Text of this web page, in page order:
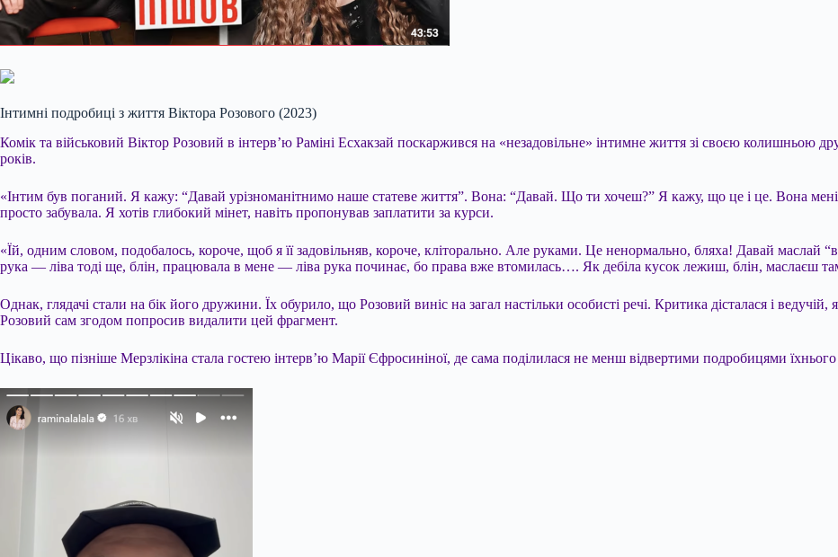
Інтимні подробиці з життя Віктора Розового (2023)
Комік та військовий Віктор Розовий в інтерв’ю Раміні Есхакзай поскаржився на «незадовільне» інтимне життя зі своєю
років.
«Інтим був поганий. Я кажу: “Давай урізноманітнимо наше статеве життя”. Вона: “Давай. Що ти хочеш?” Я кажу, що це і це. Вона мені
просто забувала. Я хотів глибокий мінет, навіть пропонував заплатити за курси.
«Їй, одним словом, подобалось, короче, щоб я її задовільняв, короче, кліторально. Але руками. Це ненормально, бляха! Давай маслай
рука — ліва тоді ще, блін, працювала в мене — ліва рука починає, бо права вже втомилась…. Як дебіла кусок лежиш, блін, маслаєш
Однак, глядачі стали на бік його дружини. Їх обурило, що Розовий виніс на загал настільки особисті речі. Критика дісталася і
Розовий сам згодом попросив видалити цей фрагмент.
Цікаво, що пізніше Мерзлікіна стала гостею інтерв’ю Марії Єфросиніної, де сама поділилася не менш відвертими подробицями